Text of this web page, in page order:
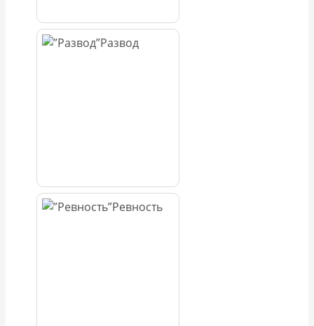
Развод
Ревность